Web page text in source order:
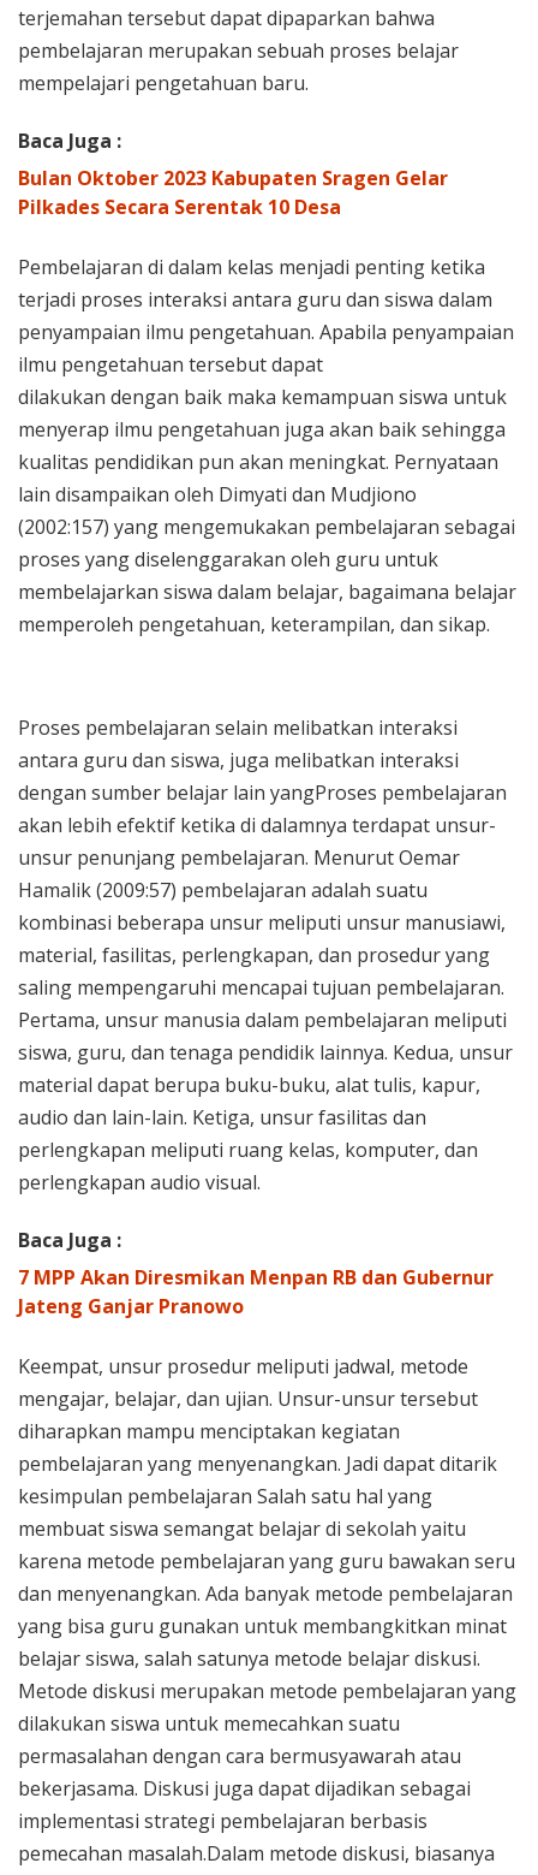
terjemahan tersebut dapat dipaparkan bahwa
pembelajaran merupakan sebuah proses belajar
mempelajari pengetahuan baru.
Baca Juga :
Bulan Oktober 2023 Kabupaten Sragen Gelar
Pilkades Secara Serentak 10 Desa
Pembelajaran di dalam kelas menjadi penting ketika
terjadi proses interaksi antara guru dan siswa dalam
penyampaian ilmu pengetahuan. Apabila penyampaian
ilmu pengetahuan tersebut dapat
dilakukan dengan baik maka kemampuan siswa untuk
menyerap ilmu pengetahuan juga akan baik sehingga
kualitas pendidikan pun akan meningkat. Pernyataan
lain disampaikan oleh Dimyati dan Mudjiono
(2002:157) yang mengemukakan pembelajaran sebagai
proses yang diselenggarakan oleh guru untuk
membelajarkan siswa dalam belajar, bagaimana belajar
memperoleh pengetahuan, keterampilan, dan sikap.
Proses pembelajaran selain melibatkan interaksi
antara guru dan siswa, juga melibatkan interaksi
dengan sumber belajar lain yangProses pembelajaran
akan lebih efektif ketika di dalamnya terdapat unsur-
unsur penunjang pembelajaran. Menurut Oemar
Hamalik (2009:57) pembelajaran adalah suatu
kombinasi beberapa unsur meliputi unsur manusiawi,
material, fasilitas, perlengkapan, dan prosedur yang
saling mempengaruhi mencapai tujuan pembelajaran.
Pertama, unsur manusia dalam pembelajaran meliputi
siswa, guru, dan tenaga pendidik lainnya. Kedua, unsur
material dapat berupa buku-buku, alat tulis, kapur,
audio dan lain-lain. Ketiga, unsur fasilitas dan
perlengkapan meliputi ruang kelas, komputer, dan
perlengkapan audio visual.
Baca Juga :
7 MPP Akan Diresmikan Menpan RB dan Gubernur
Jateng Ganjar Pranowo
Keempat, unsur prosedur meliputi jadwal, metode
mengajar, belajar, dan ujian. Unsur-unsur tersebut
diharapkan mampu menciptakan kegiatan
pembelajaran yang menyenangkan. Jadi dapat ditarik
kesimpulan pembelajaran Salah satu hal yang
membuat siswa semangat belajar di sekolah yaitu
karena metode pembelajaran yang guru bawakan seru
dan menyenangkan. Ada banyak metode pembelajaran
yang bisa guru gunakan untuk membangkitkan minat
belajar siswa, salah satunya metode belajar diskusi.
Metode diskusi merupakan metode pembelajaran yang
dilakukan siswa untuk memecahkan suatu
permasalahan dengan cara bermusyawarah atau
bekerjasama. Diskusi juga dapat dijadikan sebagai
implementasi strategi pembelajaran berbasis
pemecahan masalah.Dalam metode diskusi, biasanya